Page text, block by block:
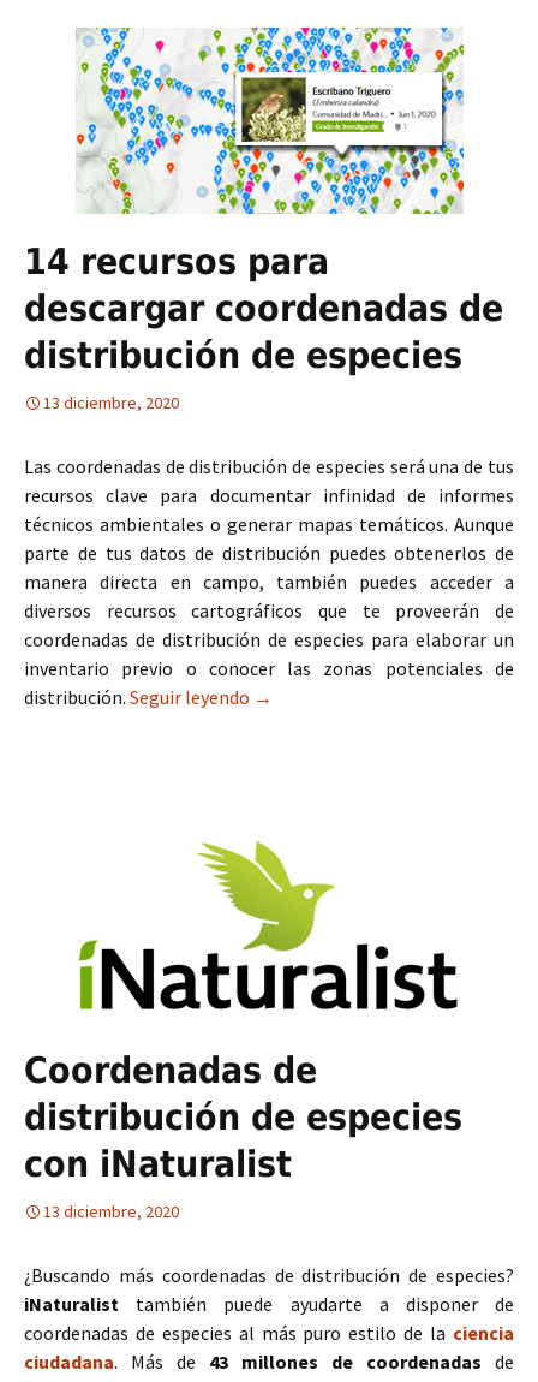
14 recursos para
descargar coordenadas de
distribución de especies
13 diciembre, 2020
Las coordenadas de distribución de especies será una de tus
recursos clave para documentar infinidad de informes
técnicos ambientales o generar mapas temáticos. Aunque
parte de tus datos de distribución puedes obtenerlos de
manera directa en campo, también puedes acceder a
diversos recursos cartográficos que te proveerán de
coordenadas de distribución de especies para elaborar un
inventario previo o conocer las zonas potenciales de
distribución. Seguir leyendo 14 recursos para descargar
→
Coordenadas de
distribución de especies
con iNaturalist
13 diciembre, 2020
¿Buscando más coordenadas de distribución de especies?
iNaturalist también puede ayudarte a disponer de
coordenadas de especies al más puro estilo de la ciencia
ciudadana. Más de 43 millones de coordenadas de